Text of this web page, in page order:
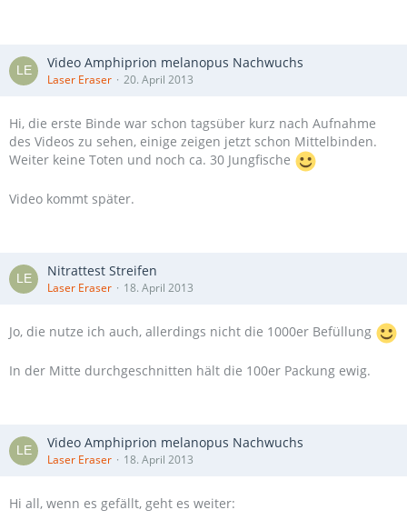
Video Amphiprion melanopus Nachwuchs
Laser Eraser 20. April 2013
Hi, die erste Binde war schon tagsüber kurz nach Aufnahme
des Videos zu sehen, einige zeigen jetzt schon Mittelbinden.
Weiter keine Toten und noch ca. 30 Jungfische
Video kommt später.
Nitrattest Streifen
Laser Eraser 18. April 2013
Jo, die nutze ich auch, allerdings nicht die 1000er Befüllung
In der Mitte durchgeschnitten hält die 100er Packung ewig.
Video Amphiprion melanopus Nachwuchs
Laser Eraser 18. April 2013
Hi all, wenn es gefällt, geht es weiter: